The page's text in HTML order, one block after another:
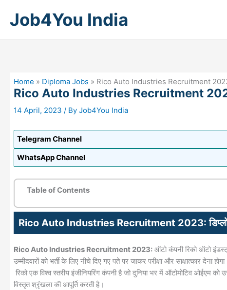
content
Job4You India
Home » Diploma Jobs » Rico Auto Industries Recruitment 2023:
Rico Auto Industries Recruitment 2023:
14 April, 2023 / By Job4You India
Telegram Channel
WhatsApp Channel
Table of Contents
Rico Auto Industries Recruitment 2023: डिप्लोमा
Rico Auto Industries Recruitment 2023:ऑटो कंपनी रिको ऑटो
उम्मीदवारों को भर्ती के लिए नीचे दिए गए पते पर जाकर परीक्षा और साक्षात्कार
रिको एक विश्व स्तरीय इंजीनियरिंग कंपनी है जो दुनिया भर में ऑटोमोटिव ओईएम
विस्तृत श्रृंखला की आपूर्ति करती है।